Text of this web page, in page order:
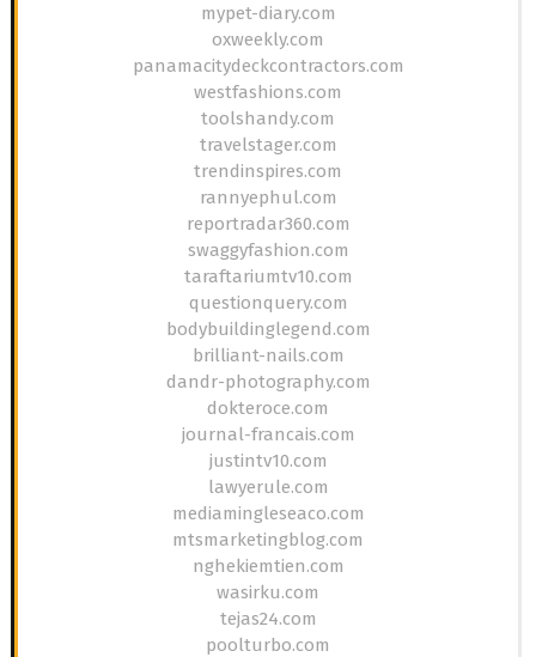
mypet-diary.com
oxweekly.com
panamacitydeckcontractors.com
westfashions.com
toolshandy.com
travelstager.com
trendinspires.com
rannyephul.com
reportradar360.com
swaggyfashion.com
taraftariumtv10.com
questionquery.com
bodybuildinglegend.com
brilliant-nails.com
dandr-photography.com
dokteroce.com
journal-francais.com
justintv10.com
lawyerule.com
mediamingleseaco.com
mtsmarketingblog.com
nghekiemtien.com
wasirku.com
tejas24.com
poolturbo.com